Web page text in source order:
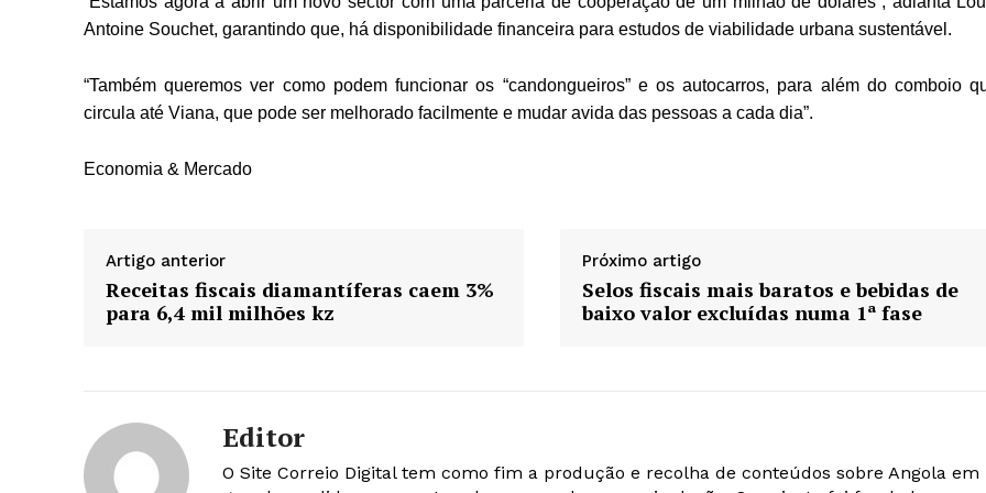
Antoine Souchet, garantindo que, há disponibilidade financeira para estudos de viabilidade urbana sustentável.
“Também queremos ver como podem funcionar os “candongueiros” e os autocarros, para além do comboio
circula até Viana, que pode ser melhorado facilmente e mudar avida das pessoas a cada dia”.
Economia & Mercado
Artigo anterior
Receitas fiscais diamantíferas caem 3%
para 6,4 mil milhões kz
Próximo artigo
Selos fiscais mais baratos e bebidas de
baixo valor excluídas numa 1ª fase
Editor
O Site Correio Digital tem como fim a produção e recolha de conteúdos sobre Angola em